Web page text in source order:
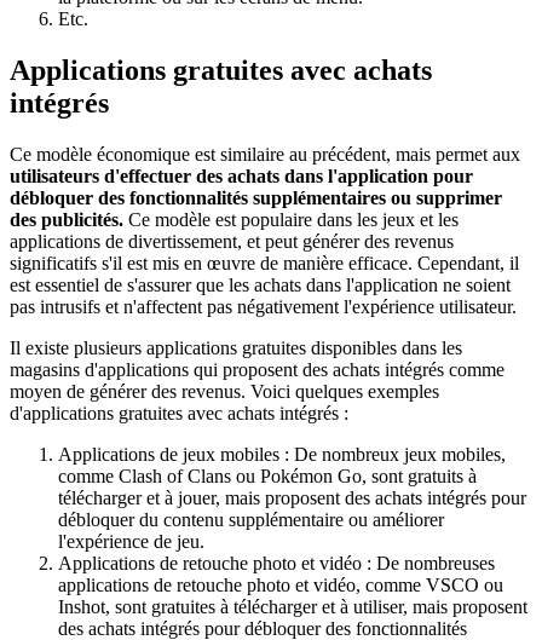
Etc.
Applications gratuites avec achats
intégrés
Ce modèle économique est similaire au précédent, mais permet aux
utilisateurs d'effectuer des achats dans l'application pour
débloquer des fonctionnalités supplémentaires ou supprimer
des publicités. Ce modèle est populaire dans les jeux et les
applications de divertissement, et peut générer des revenus
significatifs s'il est mis en œuvre de manière efficace. Cependant, il
est essentiel de s'assurer que les achats dans l'application ne soient
pas intrusifs et n'affectent pas négativement l'expérience utilisateur.
Il existe plusieurs applications gratuites disponibles dans les
magasins d'applications qui proposent des achats intégrés comme
moyen de générer des revenus. Voici quelques exemples
d'applications gratuites avec achats intégrés :
Applications de jeux mobiles : De nombreux jeux mobiles,
comme Clash of Clans ou Pokémon Go, sont gratuits à
télécharger et à jouer, mais proposent des achats intégrés pour
débloquer du contenu supplémentaire ou améliorer
l'expérience de jeu.
Applications de retouche photo et vidéo : De nombreuses
applications de retouche photo et vidéo, comme VSCO ou
Inshot, sont gratuites à télécharger et à utiliser, mais proposent
des achats intégrés pour débloquer des fonctionnalités